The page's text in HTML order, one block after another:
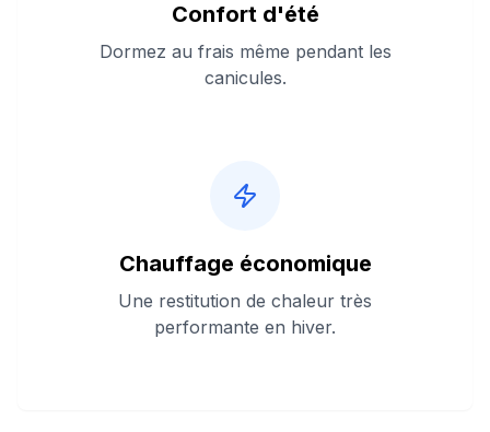
Confort d'été
Dormez au frais même pendant les
canicules.
Chauffage économique
Une restitution de chaleur très
performante en hiver.